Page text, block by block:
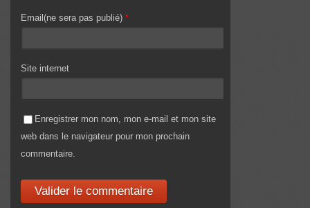
Email(ne sera pas publié) *
Site internet
Enregistrer mon nom, mon e-mail et mon site
web dans le navigateur pour mon prochain
commentaire.